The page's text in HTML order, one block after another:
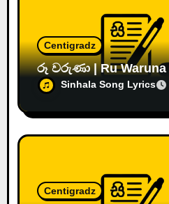
Centigradz
Sinhala Song Lyrics
Centigradz